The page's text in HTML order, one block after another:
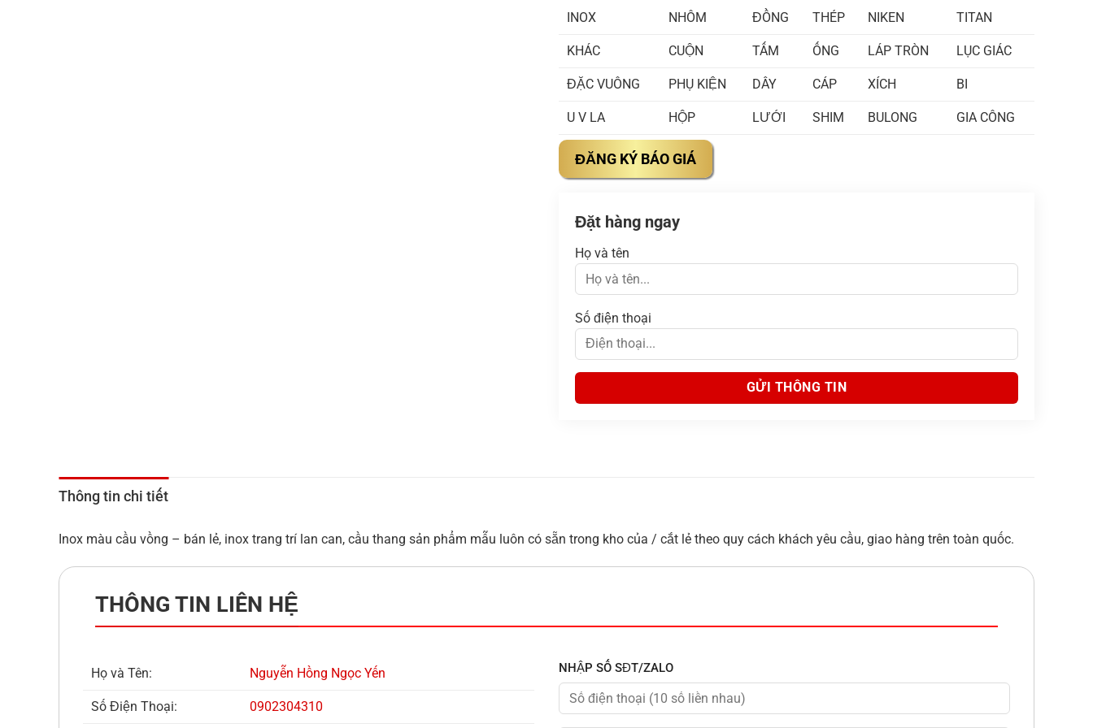
INOX NHÔM ĐỒNG THÉP NIKEN TITAN
KHÁC CUỘN TẤM ỐNG LÁP TRÒN LỤC GIÁC
ĐẶC VUÔNG PHỤ KIỆN DÂY CÁP XÍCH BI
U V LA HỘP LƯỚI SHIM BULONG GIA CÔNG
ĐĂNG KÝ BÁO GIÁ
Đặt hàng ngay
Họ và tên
Số điện thoại
Thông tin chi tiết
Inox màu cầu vồng – bán lẻ, inox trang trí lan can, cầu thang sản phẩm mẫu luôn có sẵn trong kho của / cắt lẻ theo quy cách khách yêu cầu, giao hàng trên toàn quốc.
THÔNG TIN LIÊN HỆ
Họ và Tên: Nguyễn Hồng Ngọc Yến
Số Điện Thoại: 0902304310
NHẬP SỐ SĐT/ZALO